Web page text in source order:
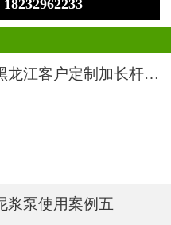
18232962233
黑龙江客户定制加长杆液下渣浆泵
浆泵使用案例五